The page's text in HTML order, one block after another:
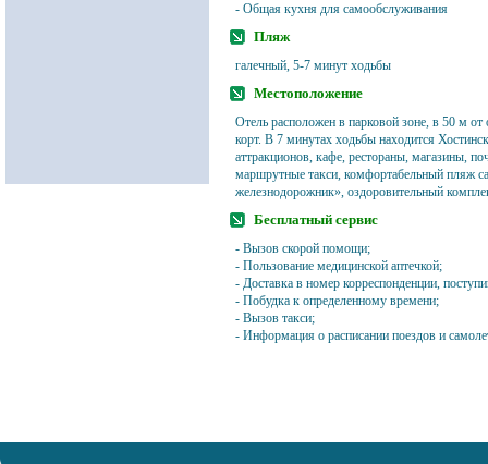
- Общая кухня для самообслуживания
Пляж
галечный, 5-7 минут ходьбы
Местоположение
Отель расположен в парковой зоне, в 50 м от
корт. В 7 минутах ходьбы находится
аттракционов, кафе, рестораны, магазины,
маршрутные такси, комфортабельный пляж
железнодорожник», оздоровительный
Бесплатный сервис
- Вызов скорой помощи;
- Пользование медицинской аптечкой;
- Доставка в номер корреспонденции,
- Побудка к определенному времени;
- Вызов такси;
- Информация о расписании поездов и